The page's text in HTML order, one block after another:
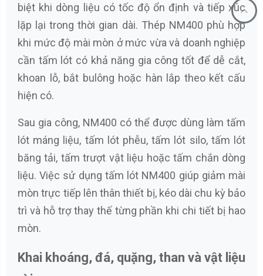
biệt khi dòng liệu có tốc độ ổn định và tiếp xúc
lặp lại trong thời gian dài. Thép NM400 phù hợp
khi mức độ mài mòn ở mức vừa và doanh nghiệp
cần tấm lót có khả năng gia công tốt để dễ cắt,
khoan lỗ, bắt bulông hoặc hàn lắp theo kết cấu
hiện có.
Sau gia công, NM400 có thể được dùng làm tấm
lót máng liệu, tấm lót phễu, tấm lót silo, tấm lót
băng tải, tấm trượt vật liệu hoặc tấm chắn dòng
liệu. Việc sử dụng tấm lót NM400 giúp giảm mài
mòn trực tiếp lên thân thiết bị, kéo dài chu kỳ bảo
trì và hỗ trợ thay thế từng phần khi chi tiết bị hao
mòn.
Khai khoáng, đá, quặng, than và vật liệu